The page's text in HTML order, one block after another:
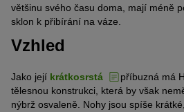
většinu svého času doma, mají méně
sklon k přibírání na váze.
Vzhled
Jako její krátkosrstá
příbuzná má
tělesnou konstrukci, která by však
nýbrž osvaleně. Nohy jsou spíše